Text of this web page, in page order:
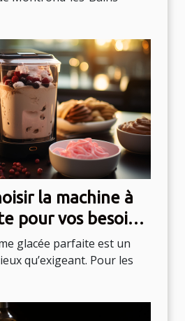
la machine à
pour vos besoins
glacée parfaite est un
qu’exigeant. Pour les